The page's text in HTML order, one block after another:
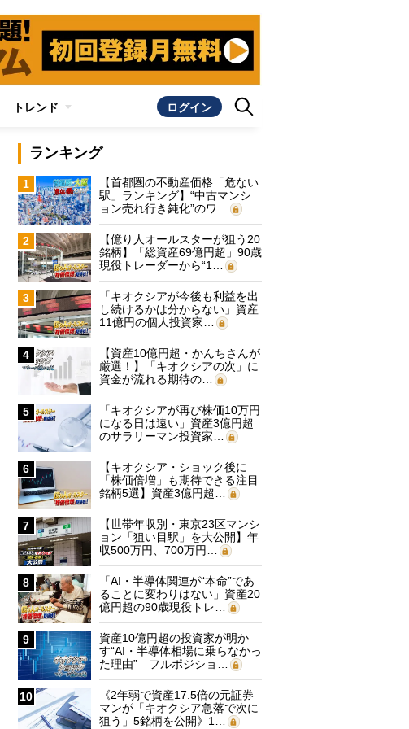
トレンド ログイン
ランキング
1
【首都圏の不動産価格「危ない
駅」ランキング】“中古マンシ
ョン売れ行き鈍化”のワ…
2
【億り人オールスターが狙う20
銘柄】「総資産69億円超」90歳
現役トレーダーから“1…
3
「キオクシアが今後も利益を出
し続けるかは分からない」資産
11億円の個人投資家…
4
【資産10億円超・かんちさんが
厳選！】「キオクシアの次」に
資金が流れる期待の…
5
「キオクシアが再び株価10万円
になる日は遠い」資産3億円超
のサラリーマン投資家…
6
【キオクシア・ショック後に
「株価倍増」も期待できる注目
銘柄5選】資産3億円超…
7
【世帯年収別・東京23区マンシ
ョン「狙い目駅」を大公開】年
収500万円、700万円…
8
「AI・半導体関連が“本命”であ
ることに変わりはない」資産20
億円超の90歳現役トレ…
9
資産10億円超の投資家が明か
す“AI・半導体相場に乗らなかっ
た理由” フルポジショ…
10
《2年弱で資産17.5倍の元証券
マンが「キオクシア急落で次に
狙う」5銘柄を公開》1…